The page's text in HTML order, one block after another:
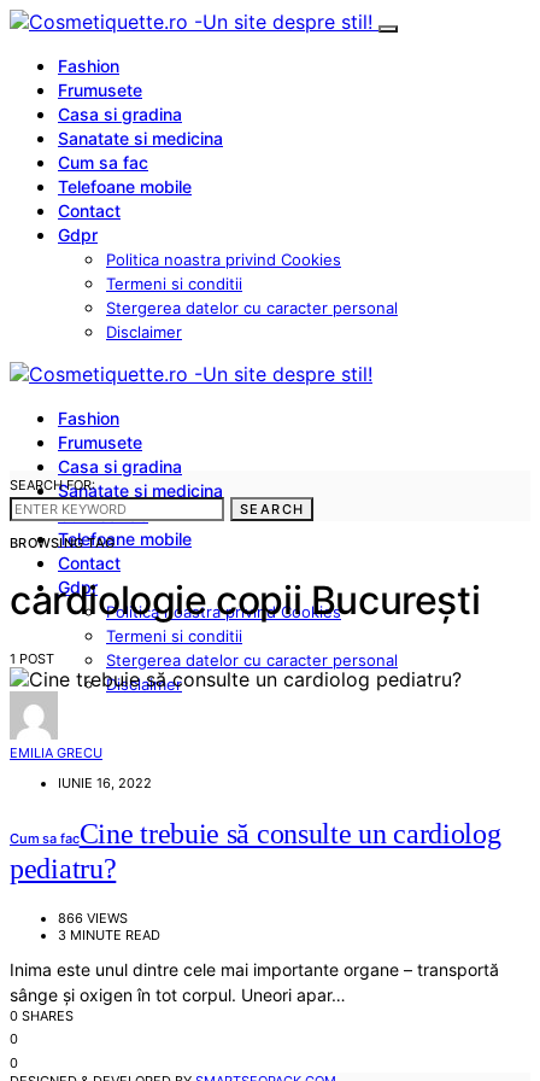
Fashion
Frumusete
Casa si gradina
Sanatate si medicina
Cum sa fac
Telefoane mobile
Contact
Gdpr
Politica noastra privind Cookies
Termeni si conditii
Stergerea datelor cu caracter personal
Disclaimer
Fashion
Frumusete
Casa si gradina
Sanatate si medicina
Cum sa fac
Telefoane mobile
Contact
Gdpr
Politica noastra privind Cookies
Termeni si conditii
Stergerea datelor cu caracter personal
Disclaimer
SEARCH FOR:
SEARCH
BROWSING TAG
cardiologie copii București
1 POST
EMILIA GRECU
IUNIE 16, 2022
Cum sa facCine trebuie să consulte un cardiolog
pediatru?
866 VIEWS
3 MINUTE READ
Inima este unul dintre cele mai importante organe – transportă
sânge și oxigen în tot corpul. Uneori apar…
0 SHARES
0
0